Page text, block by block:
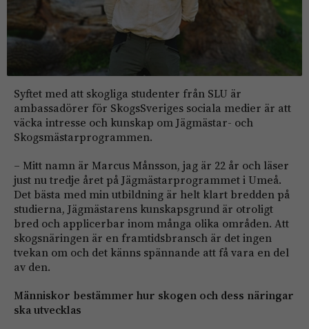
Syftet med att skogliga studenter från SLU är
ambassadörer för SkogsSveriges sociala medier är att
väcka intresse och kunskap om Jägmästar- och
Skogsmästarprogrammen.
– Mitt namn är Marcus Månsson, jag är 22 år och läser
just nu tredje året på Jägmästarprogrammet i Umeå.
Det bästa med min utbildning är helt klart bredden på
studierna, Jägmästarens kunskapsgrund är otroligt
bred och applicerbar inom många olika områden. Att
skogsnäringen är en framtidsbransch är det ingen
tvekan om och det känns spännande att få vara en del
av den.
Människor bestämmer hur skogen och dess näringar
ska utvecklas